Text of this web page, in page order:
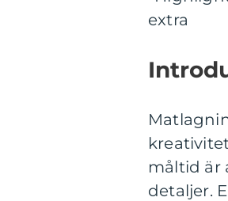
extra
måltid är
detaljer.